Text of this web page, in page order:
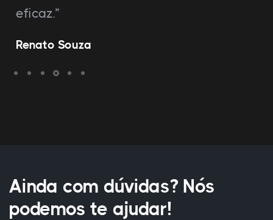
eficaz.”
Renato Souza
Ainda com dúvidas? Nós
podemos te ajudar!